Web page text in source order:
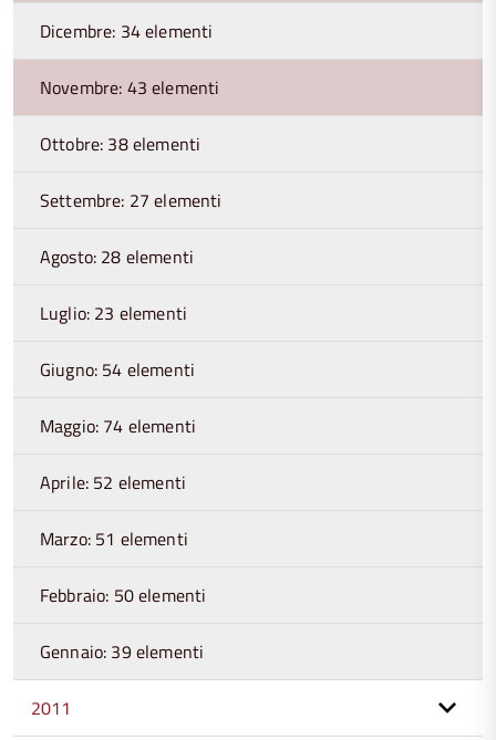
Dicembre: 34 elementi
Novembre: 43 elementi
Ottobre: 38 elementi
Settembre: 27 elementi
Agosto: 28 elementi
Luglio: 23 elementi
Giugno: 54 elementi
Maggio: 74 elementi
Aprile: 52 elementi
Marzo: 51 elementi
Febbraio: 50 elementi
Gennaio: 39 elementi
2011